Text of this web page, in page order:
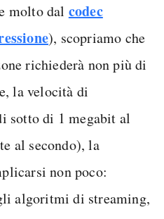
molto dal codec
), scopriamo che
richiederà non più di
la velocità di
sotto di 1 megabit al
al secondo), la
non poco:
algoritmi di streaming,